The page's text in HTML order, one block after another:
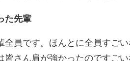
た先輩
全員です。ほんとに全員すご
さん肩が強かったのですごい